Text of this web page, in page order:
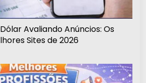
Avaliando Anúncios: Os
Sites de 2026